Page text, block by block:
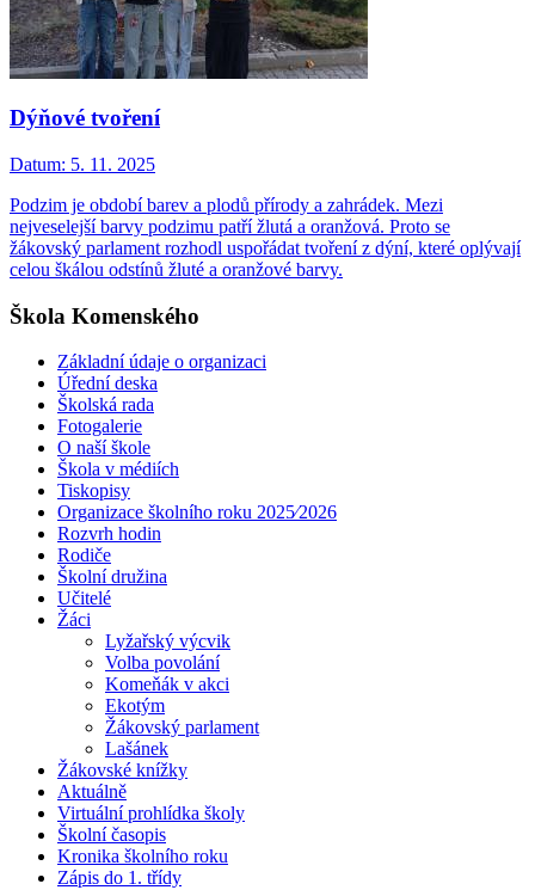
Dýňové tvoření
Datum: 5. 11. 2025
Podzim je období barev a plodů přírody a zahrádek. Mezi
nejveselejší barvy podzimu patří žlutá a oranžová. Proto se
žákovský parlament rozhodl uspořádat tvoření z dýní, které oplývají
celou škálou odstínů žluté a oranžové barvy.
Škola Komenského
Základní údaje o organizaci
Úřední deska
Školská rada
Fotogalerie
O naší škole
Škola v médiích
Tiskopisy
Organizace školního roku 2025⁄2026
Rozvrh hodin
Rodiče
Školní družina
Učitelé
Žáci
Lyžařský výcvik
Volba povolání
Komeňák v akci
Ekotým
Žákovský parlament
Lašánek
Žákovské knížky
Aktuálně
Virtuální prohlídka školy
Školní časopis
Kronika školního roku
Zápis do 1. třídy